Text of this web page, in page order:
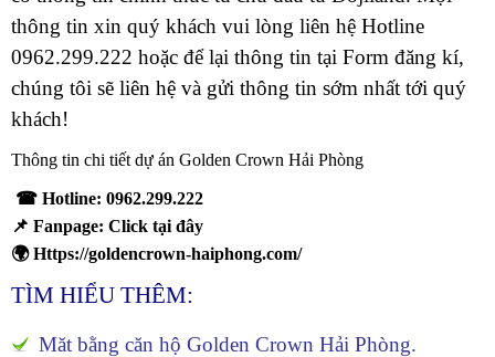
thông tin xin quý khách vui lòng liên hệ Hotline
0962.299.222 hoặc để lại thông tin tại Form đăng kí,
chúng tôi sẽ liên hệ và gửi thông tin sớm nhất tới quý
khách!
Thông tin chi tiết dự án Golden Crown Hải Phòng
☎ Hotline: 0962.299.222
📌 Fanpage: Click tại đây
🌍Https://goldencrown-haiphong.com/
TÌM HIỂU THÊM:
Măt bằng căn hộ Golden Crown Hải Phòng.